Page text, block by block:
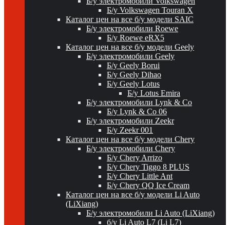
Б/у Volkswagen Touran X
Каталог цен на все б/у модели SAIC
Б/у электромобили Roewe
Б/у Roewe eRX5
Каталог цен на все б/у модели Geely
Б/у электромобили Geely
Б/у Geely Borui
Б/у Geely Dihao
Б/у Geely Lotus
Б/у Lotus Emira
Б/у электромобили Lynk & Co
Б/у Lynk & Co 06
Б/у электромобили Zeekr
Б/у Zeekr 001
Каталог цен на все б/у модели Chery
Б/у электромобили Chery
Б/у Chery Arrizo
Б/у Chery Tiggo 8 PLUS
Б/у Chery Little Ant
Б/у Chery QQ Ice Cream
Каталог цен на все б/у модели Li Auto
(LiXiang)
Б/у электромобили Li Auto (LiXiang)
б/у Li Auto L7 (Li L7)